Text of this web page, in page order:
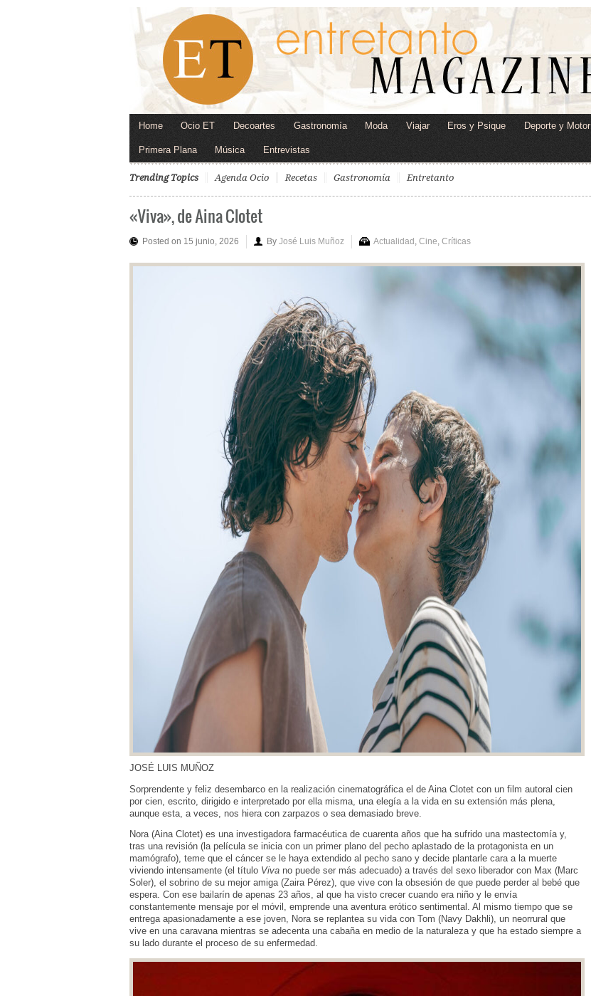
Home Ocio ET Decoartes Gastronomía Moda Viajar Eros y Psique Deporte y Motor
Primera Plana Música Entrevistas
Trending Topics Agenda Ocio Recetas Gastronomía Entretanto
«Viva», de Aina Clotet
Posted on 15 junio, 2026 By José Luis Muñoz Actualidad Cine Críticas
JOSÉ LUIS MUÑOZ
Sorprendente y feliz desembarco en la realización cinematográfica el de Aina Clotet con un film autoral cien
por cien, escrito, dirigido e interpretado por ella misma, una elegía a la vida en su extensión más plena,
aunque esta, a veces, nos hiera con zarpazos o sea demasiado breve.
Nora (Aina Clotet) es una investigadora farmacéutica de cuarenta años que ha sufrido una mastectomía y,
tras una revisión (la película se inicia con un primer plano del pecho aplastado de la protagonista en un
mamógrafo), teme que el cáncer se le haya extendido al pecho sano y decide plantarle cara a la muerte
viviendo intensamente (el título Viva no puede ser más adecuado) a través del sexo liberador con Max (Marc
Soler), el sobrino de su mejor amiga (Zaira Pérez), que vive con la obsesión de que puede perder al bebé que
espera. Con ese bailarín de apenas 23 años, al que ha visto crecer cuando era niño y le envía
constantemente mensaje por el móvil, emprende una aventura erótico sentimental. Al mismo tiempo que se
entrega apasionadamente a ese joven, Nora se replantea su vida con Tom (Navy Dakhli), un neorrural que
vive en una caravana mientras se adecenta una cabaña en medio de la naturaleza y que ha estado siempre a
su lado durante el proceso de su enfermedad.